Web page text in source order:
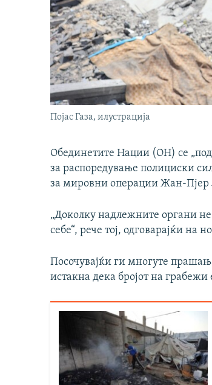
Појас Газа, илустрација
Обединетите Нации (ОН) се
за распоредување полициски
за мировни операции Жан-Пјер
„Доколку надлежните органи
себе“, рече тој, одговарајќи
Посочувајќи ги многуте
истакна дека бројот на грабежи